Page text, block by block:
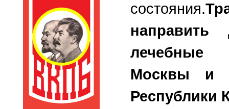
состояния.
лечебные
Москвы и
Республики